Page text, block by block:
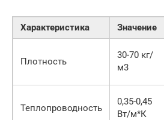
Характеристика Значение
Плотность
30-70 кг/
м3
Теплопроводность
0,35-0,45
Вт/м*К